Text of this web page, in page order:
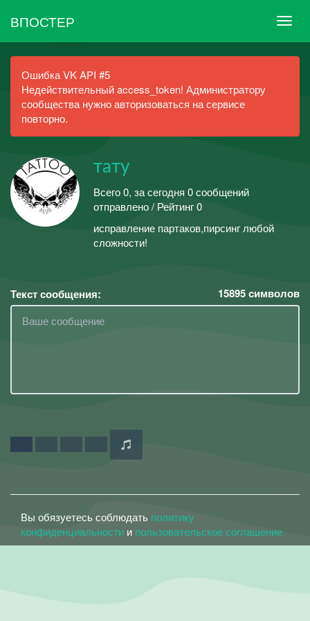
ВПОСТЕР
Ошибка VK API #5
Недействительный access_token! Администратору
сообщества нужно авторизоваться на сервисе
повторно.
тату
Всего 0, за сегодня 0 сообщений
отправлено / Рейтинг 0
исправление партаков,пирсинг любой
сложности!
Текст сообщения: 15895символов
Вы обязуетесь соблюдать политику
конфиденциальности и пользовательское соглашение